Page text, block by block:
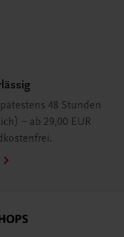
48 Stunden
– ab 29,00 EUR